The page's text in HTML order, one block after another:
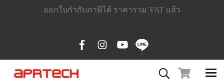
ออกใบกำกับภาษีได้ ราคารวม VAT แล้ว